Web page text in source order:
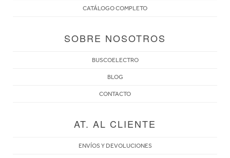
CATÁLOGO COMPLETO
SOBRE NOSOTROS
BUSCOELECTRO
BLOG
CONTACTO
AT. AL CLIENTE
ENVÍOS Y DEVOLUCIONES